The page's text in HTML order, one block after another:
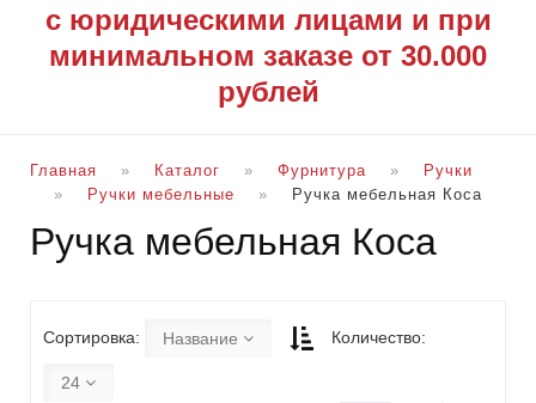
с юридическими лицами и при
минимальном заказе от 30.000
рублей
Главная Каталог Фурнитура
Ручки
Ручки мебельные
Ручка мебельная Коса
Ручка мебельная Коса
Сортировка: Название Количество:
24